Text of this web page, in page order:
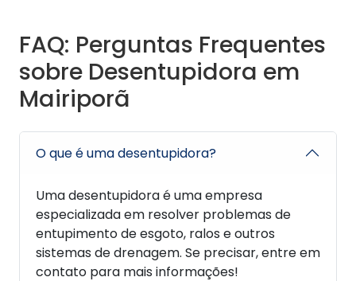
FAQ: Perguntas Frequentes
sobre Desentupidora em
Mairiporã
O que é uma desentupidora?
Uma desentupidora é uma empresa
especializada em resolver problemas de
entupimento de esgoto, ralos e outros
sistemas de drenagem. Se precisar, entre em
contato para mais informações!